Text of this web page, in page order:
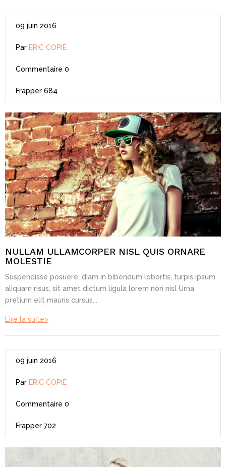
09 juin 2016
Par ERIC COPIE
Commentaire 0
Frapper 684
NULLAM ULLAMCORPER NISL QUIS ORNARE
MOLESTIE
Suspendisse posuere, diam in bibendum lobortis, turpis ipsum
aliquam risus, sit amet dictum ligula lorem non nisl Urna
pretium elit mauris cursus...
Lire la suite>
09 juin 2016
Par ERIC COPIE
Commentaire 0
Frapper 702